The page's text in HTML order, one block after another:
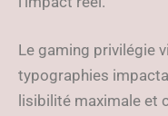
Le gaming privilégie
typographies
lisibilité maximale et